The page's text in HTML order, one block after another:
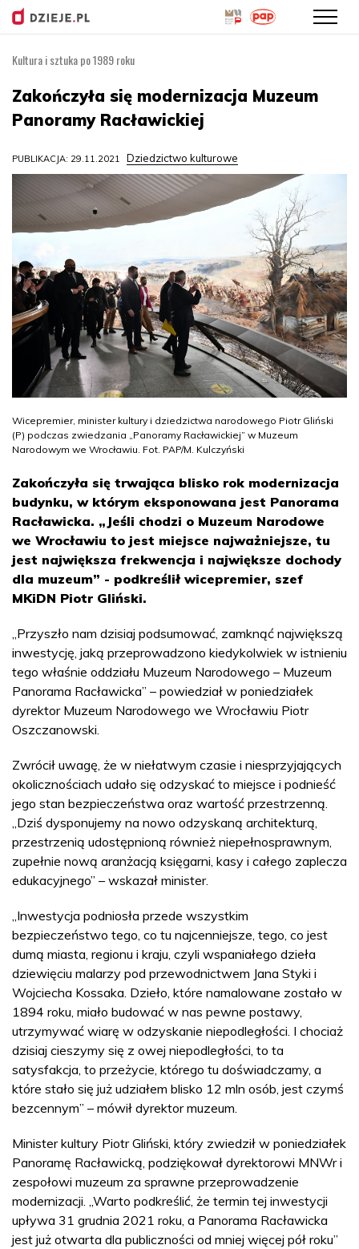
treści
Kultura i sztuka po 1989 roku
Zakończyła się modernizacja Muzeum
Panoramy Racławickiej
PUBLIKACJA: 29.11.2021 Dziedzictwo kulturowe
Wicepremier, minister kultury i dziedzictwa narodowego Piotr Gliński
(P) podczas zwiedzania „Panoramy Racławickiej” w Muzeum
Narodowym we Wrocławiu. Fot. PAP/M. Kulczyński
Zakończyła się trwająca blisko rok modernizacja
budynku, w którym eksponowana jest Panorama
Racławicka. „Jeśli chodzi o Muzeum Narodowe
we Wrocławiu to jest miejsce najważniejsze, tu
jest największa frekwencja i największe dochody
dla muzeum” - podkreślił wicepremier, szef
MKiDN Piotr Gliński.
„Przyszło nam dzisiaj podsumować, zamknąć największą
inwestycję, jaką przeprowadzono kiedykolwiek w istnieniu
tego właśnie oddziału Muzeum Narodowego – Muzeum
Panorama Racławicka” – powiedział w poniedziałek
dyrektor Muzeum Narodowego we Wrocławiu Piotr
Oszczanowski.
Zwrócił uwagę, że w niełatwym czasie i niesprzyjających
okolicznościach udało się odzyskać to miejsce i podnieść
jego stan bezpieczeństwa oraz wartość przestrzenną.
„Dziś dysponujemy na nowo odzyskaną architekturą,
przestrzenią udostępnioną również niepełnosprawnym,
zupełnie nową aranżacją księgarni, kasy i całego zaplecza
edukacyjnego” – wskazał minister.
„Inwestycja podniosła przede wszystkim
bezpieczeństwo tego, co tu najcenniejsze, tego, co jest
dumą miasta, regionu i kraju, czyli wspaniałego dzieła
dziewięciu malarzy pod przewodnictwem Jana Styki i
Wojciecha Kossaka. Dzieło, które namalowane zostało w
1894 roku, miało budować w nas pewne postawy,
utrzymywać wiarę w odzyskanie niepodległości. I chociaż
dzisiaj cieszymy się z owej niepodległości, to ta
satysfakcja, to przeżycie, którego tu doświadczamy, a
które stało się już udziałem blisko 12 mln osób, jest czymś
bezcennym” – mówił dyrektor muzeum.
Minister kultury Piotr Gliński, który zwiedził w poniedziałek
Panoramę Racławicką, podziękował dyrektorowi MNWr i
zespołowi muzeum za sprawne przeprowadzenie
modernizacji. „Warto podkreślić, że termin tej inwestycji
upływa 31 grudnia 2021 roku, a Panorama Racławicka
jest już otwarta dla publiczności od mniej więcej pół roku”